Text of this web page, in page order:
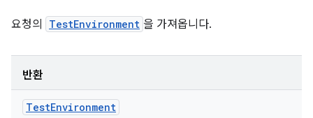
요청의 TestEnvironment 을 가져옵니다.
반환
TestEnvironment